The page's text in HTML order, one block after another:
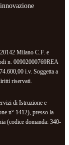
Milano C.F. e
n. 00902000769REA
i.v. Soggetta a
riservati.
di Istruzione e
n° 1412), presso la
(codice domanda: 340-